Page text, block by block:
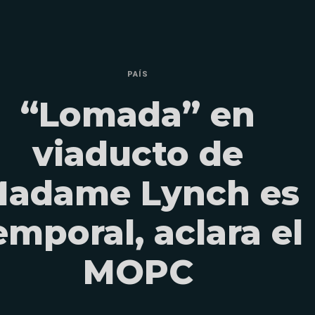
PAÍS
“Lomada” en
viaducto de
Lynch es
aclara el
MOPC